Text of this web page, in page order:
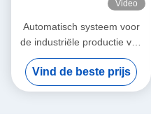
Video
Automatisch systeem voor
de industriële productie van
gabion in grote
hoeveelheden
Vind de beste prijs